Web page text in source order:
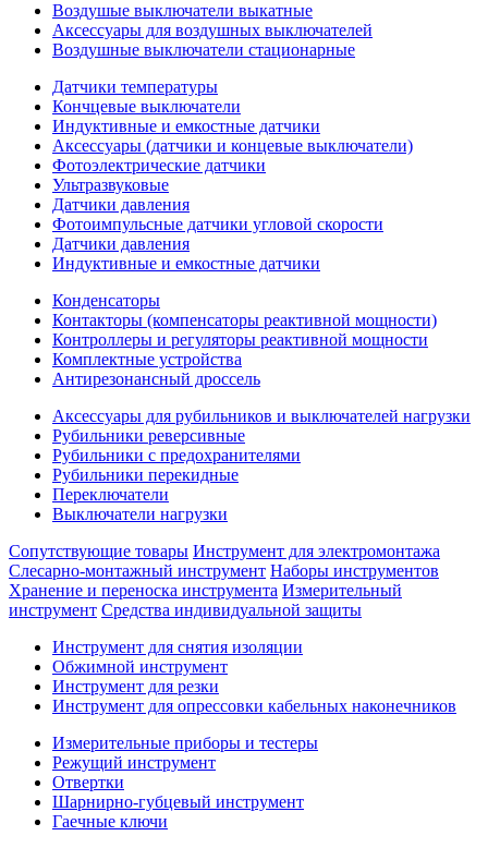
Воздушые выключатели выкатные
Аксессуары для воздушных выключателей
Воздушные выключатели стационарные
Датчики температуры
Кончцевые выключатели
Индуктивные и емкостные датчики
Аксессуары (датчики и концевые выключатели)
Фотоэлектрические датчики
Ультразвуковые
Датчики давления
Фотоимпульсные датчики угловой скорости
Датчики давления
Индуктивные и емкостные датчики
Конденсаторы
Контакторы (компенсаторы реактивной мощности)
Контроллеры и регуляторы реактивной мощности
Комплектные устройства
Антирезонансный дроссель
Аксессуары для рубильников и выключателей нагрузки
Рубильники реверсивные
Рубильники с предохранителями
Рубильники перекидные
Переключатели
Выключатели нагрузки
Сопутствующие товары Инструмент для электромонтажа
Слесарно-монтажный инструмент Наборы инструментов
Хранение и переноска инструмента Измерительный
инструмент Средства индивидуальной защиты
Инструмент для снятия изоляции
Обжимной инструмент
Инструмент для резки
Инструмент для опрессовки кабельных наконечников
Измерительные приборы и тестеры
Режущий инструмент
Отвертки
Шарнирно-губцевый инструмент
Гаечные ключи